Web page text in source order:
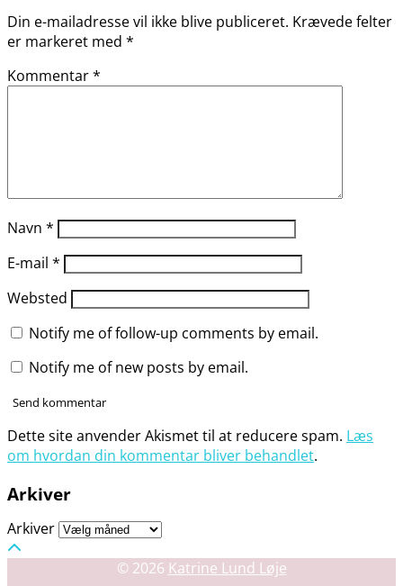
Din e-mailadresse vil ikke blive publiceret. Krævede felter
er markeret med *
Kommentar*
Navn *
E-mail *
Websted
Notify me of follow-up comments by email.
Notify me of new posts by email.
Dette site anvender Akismet til at reducere spam. Læs
om hvordan din kommentar bliver behandlet.
Arkiver
Arkiver
© 2026 Katrine Lund Løje